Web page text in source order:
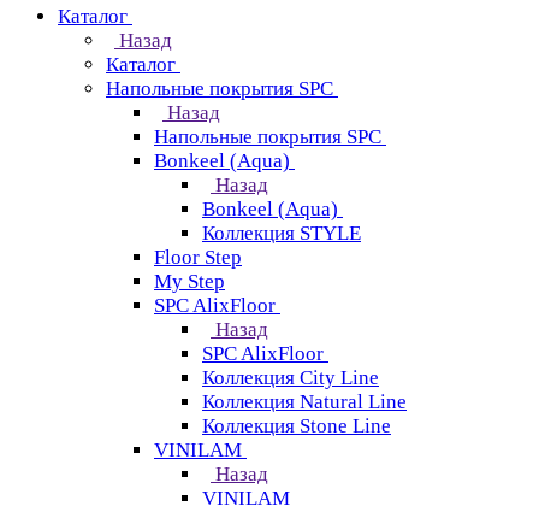
Каталог
Назад
Каталог
Напольные покрытия SPC
Назад
Напольные покрытия SPC
Bonkeel (Aqua)
Назад
Bonkeel (Aqua)
Коллекция STYLE
Floor Step
My Step
SPC AlixFloor
Назад
SPC AlixFloor
Коллекция City Line
Коллекция Natural Line
Коллекция Stone Line
VINILAM
Назад
VINILAM